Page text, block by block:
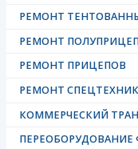
РЕМОНТ
РЕМОНТ
РЕМОНТ ПРИЦЕПОВ
РЕМОНТ
КОММЕРЧЕСКИЙ
ПЕРЕОБОРУДОВАНИЕ